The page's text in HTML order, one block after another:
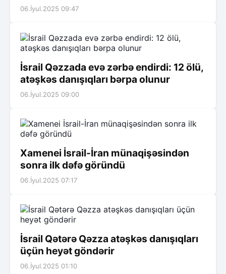
06.İyul.2025 09:47
İsrail Qəzzada evə zərbə endirdi: 12 ölü,
atəşkəs danışıqları bərpa olunur
06.İyul.2025 09:00
Xamenei İsrail-İran münaqişəsindən
sonra ilk dəfə göründü
06.İyul.2025 07:17
İsrail Qətərə Qəzza atəşkəs danışıqları
üçün heyət göndərir
06.İyul.2025 01:10